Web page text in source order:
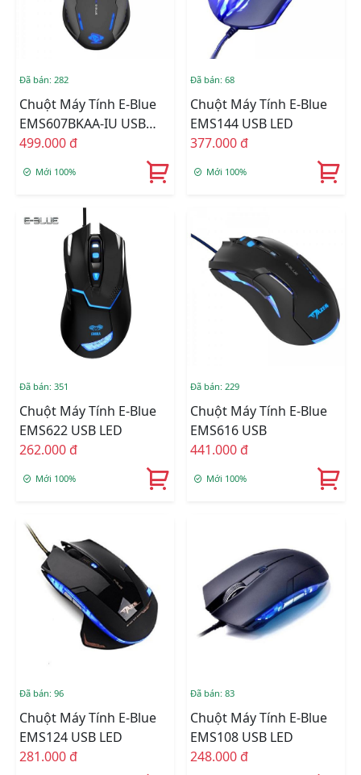
Đã bán: 282
Chuột Máy Tính E-Blue
EMS607BKAA-IU USB
LED
499.000 đ
Mới 100%
Đã bán: 68
Chuột Máy Tính E-Blue
EMS144 USB LED
377.000 đ
Mới 100%
Đã bán: 351
Chuột Máy Tính E-Blue
EMS622 USB LED
262.000 đ
Mới 100%
Đã bán: 229
Chuột Máy Tính E-Blue
EMS616 USB
441.000 đ
Mới 100%
Đã bán: 96
Chuột Máy Tính E-Blue
EMS124 USB LED
281.000 đ
Đã bán: 83
Chuột Máy Tính E-Blue
EMS108 USB LED
248.000 đ